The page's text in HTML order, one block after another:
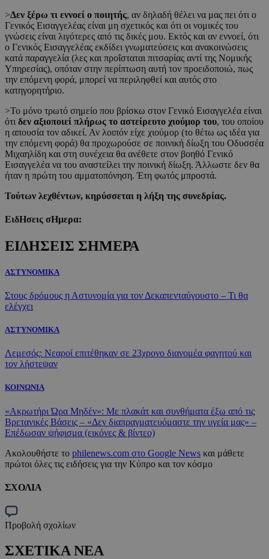
>Δεν ξέρω τι εννοεί ο ποιητής, αν δηλαδή θέλει να μας πει ότι ο
Γενικός Εισαγγελέας είναι μη σχετικός και ότι οι νομικές του
γνώσεις είναι λιγότερες από τις δικές μου. Εκτός και αν εννοεί, ότι
ο Γενικός Εισαγγελέας εκδίδει γνωματεύσεις και ανακοινώσεις
κατά παραγγελία (λες και προΐσταται πιτσαρίας αντί της Νομικής
Υπηρεσίας), οπόταν στην περίπτωση αυτή τον προειδοποιώ, πως
την επόμενη φορά, μπορεί να περιληφθεί και αυτός στο
κατηγορητήριο.
>Το μόνο τρωτό σημείο που βρίσκω στον Γενικό Εισαγγελέα είναι
ότι δεν αξιοποιεί πλήρως το αστείρευτο χιούμορ του, του οποίου
η απουσία τον αδικεί. Αν λοιπόν είχε χιούμορ (το θέτω ως ιδέα για
την επόμενη φορά) θα προχωρούσε σε ποινική δίωξη του Οδυσσέα
Μιχαηλίδη και στη συνέχεια θα ανέθετε στον βοηθό Γενικό
Εισαγγελέα να του αναστείλει την ποινική δίωξη. Άλλωστε δεν θα
ήταν η πρώτη του αμματοπόνηση. Έτη φωτός μπροστά.
Τούτων λεχθέντων, κηρύσσεται η λήξη της συνεδρίας.
ΕιδΗσεις σΗμερα:
ΕΙΔΗΣΕΙΣ ΣΗΜΕΡΑ
ΑΣΤΥΝΟΜΙΚΑ
Στους δρόμους η Αστυνομία για τον Δεκαπενταύγουστο – Τι θα
ελέγχει
ΑΣΤΥΝΟΜΙΚΑ
Λεμεσός: Νεαροί επιτέθηκαν σε 23χρονο διανομέα φαγητού και
τον λήστεψαν
ΚΟΙΝΩΝΙΑ
«Ακρωτήρι Ώρα Μηδέν»: Με πλακάτ και συνθήματα έξω από τις
Βρετανικές Βάσεις – «Δεν διαπραγματευόμαστε την υγεία μας» –
Επέδωσαν ψήφισμα (εικόνες & βίντεο)
Ακολουθήστε το philenews.com στο Google News και μάθετε
πρώτοι όλες τις ειδήσεις για την Κύπρο και τον κόσμο
ΣΧΟΛΙΑ
Προβολή σχολίων
ΣΧΕΤΙΚΑ ΝΕΑ